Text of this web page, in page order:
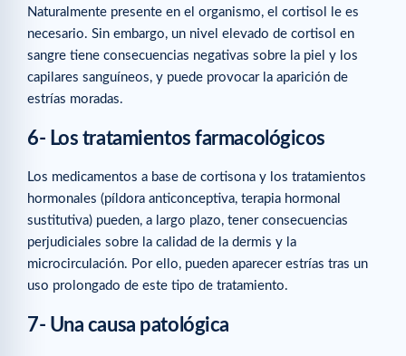
Naturalmente presente en el organismo, el cortisol le es
necesario. Sin embargo, un nivel elevado de cortisol en
sangre tiene consecuencias negativas sobre la piel y los
capilares sanguíneos, y puede provocar la aparición de
estrías moradas.
6- Los tratamientos farmacológicos
Los medicamentos a base de cortisona y los tratamientos
hormonales (píldora anticonceptiva, terapia hormonal
sustitutiva) pueden, a largo plazo, tener consecuencias
perjudiciales sobre la calidad de la dermis y la
microcirculación. Por ello, pueden aparecer estrías tras un
uso prolongado de este tipo de tratamiento.
7- Una causa patológica